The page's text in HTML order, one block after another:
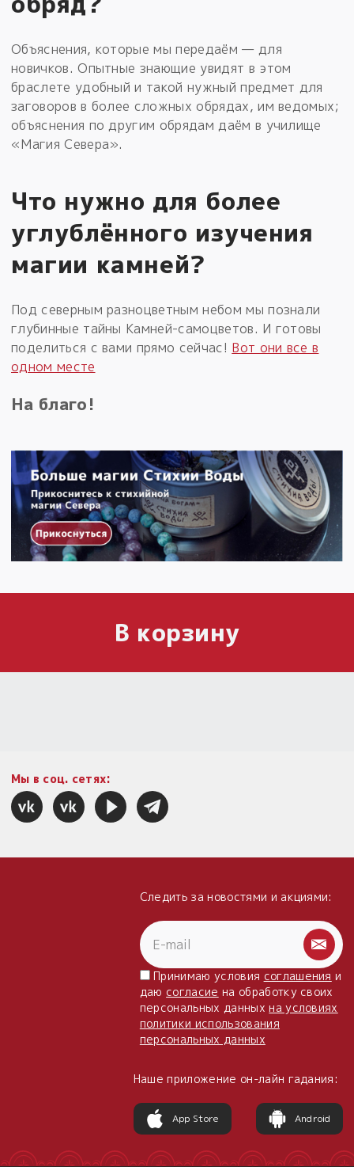
Объяснения, которые мы передаём — для
новичков. Опытные знающие увидят в этом
браслете удобный и такой нужный предмет для
заговоров в более сложных обрядах, им ведомых;
объяснения по другим обрядам даём в училище
«Магия Севера».
Что нужно для более
углублённого изучения
магии камней?
Под северным разноцветным небом мы познали
глубинные тайны Камней-самоцветов. И готовы
поделиться с вами прямо сейчас! Вот они все в
одном месте
На благо!
В корзину
Мы в соц. сетях:
Следить за новостями и акциями:
Принимаю условия соглашения и
даю согласие на обработку своих
персональных данныхна условиях
политики использования
персональных данных
Наше приложение он-лайн гадания:
App Store Android